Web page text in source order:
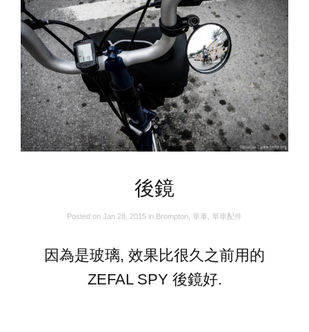
後鏡
Posted on Jan 28, 2015 in Brompton 單車 單車配件
因為是玻璃, 效果比很久之前用的
ZEFAL SPY 後鏡好.